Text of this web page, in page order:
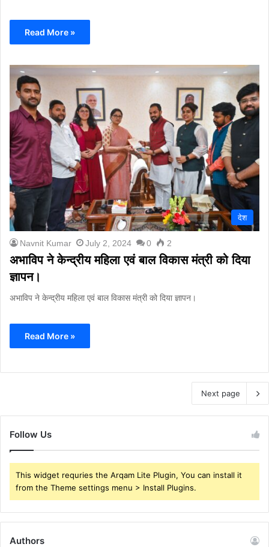
Read More »
देश
Navnit Kumar July 2, 2024 0 2
अभाविप ने केन्द्रीय महिला एवं बाल विकास मंत्री को दिया
ज्ञापन।
अभाविप ने केन्द्रीय महिला एवं बाल विकास मंत्री को दिया ज्ञापन।
Read More »
Next page
Follow Us
This widget requries the Arqam Lite Plugin, You can install it
from the Theme settings menu > Install Plugins.
Authors